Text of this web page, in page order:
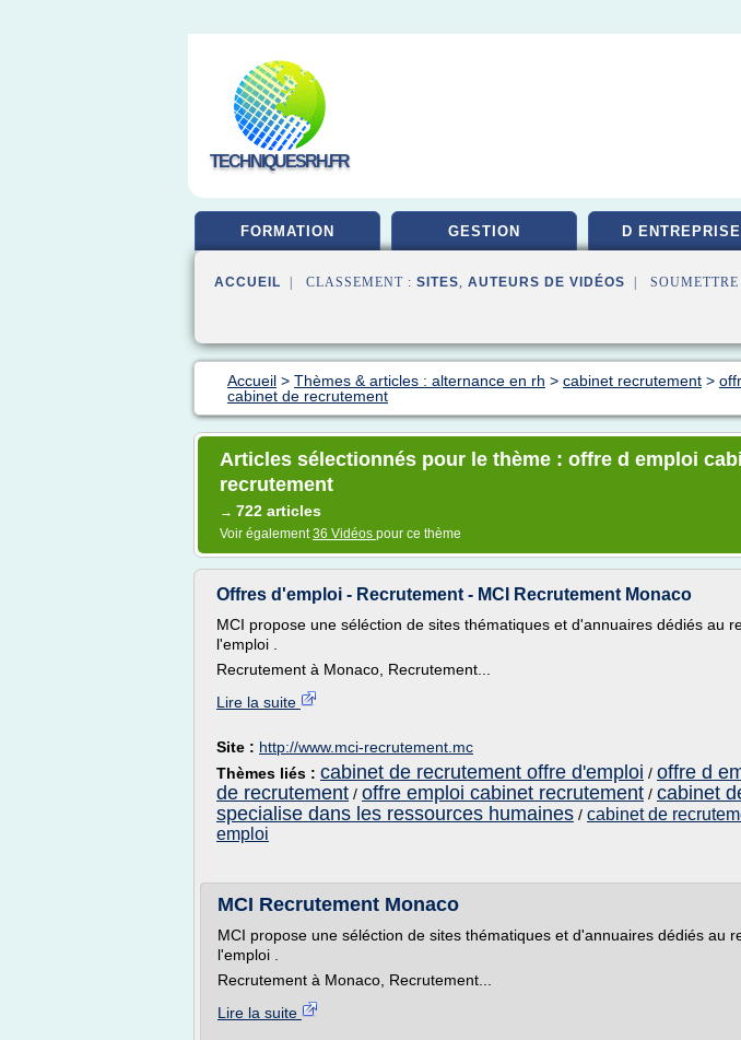
TECHNIQUESRH.FR
FORMATION GESTION D ENTREPRISE
ACCUEIL | CLASSEMENT : SITES, AUTEURS DE VIDÉOS | SOUMETTRE
Accueil > Thèmes & articles : alternance en rh > cabinet recrutement >
cabinet de recrutement
Articles sélectionnés pour le thème : offre d emploi
recrutement
→ 722 articles
Voir également36 Vidéos pour ce thème
Offres d'emploi - Recrutement - MCI Recrutement Monaco
MCI propose une séléction de sites thématiques et d'annuaires dédiés au
l'emploi .
Recrutement à Monaco, Recrutement...
Lire la suite
Site : http://www.mci-recrutement.mc
Thèmes liés : cabinet de recrutement offre d'emploi / offre d
de recrutement / offre emploi cabinet recrutement / cabinet
specialise dans les ressources humaines / cabinet de
emploi
MCI Recrutement Monaco
MCI propose une séléction de sites thématiques et d'annuaires dédiés au
l'emploi .
Recrutement à Monaco, Recrutement...
Lire la suite